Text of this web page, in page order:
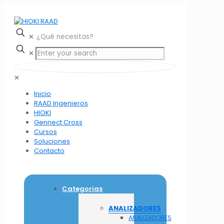
✕
✕
✕
Inicio
RAAD Ingenieros
HIOKI
Gennect Cross
Cursos
Soluciones
Contacto
Categorias
ANALIZADORES
ANALIZADORES